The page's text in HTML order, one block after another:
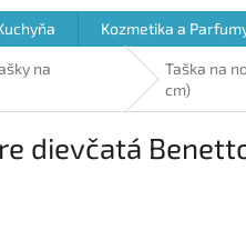
Kozmetika a
na
Taška na
cm)
dievčatá